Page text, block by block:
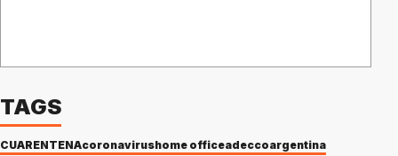
TAGS
CUARENTENAcoronavirushome officeadeccoargentina